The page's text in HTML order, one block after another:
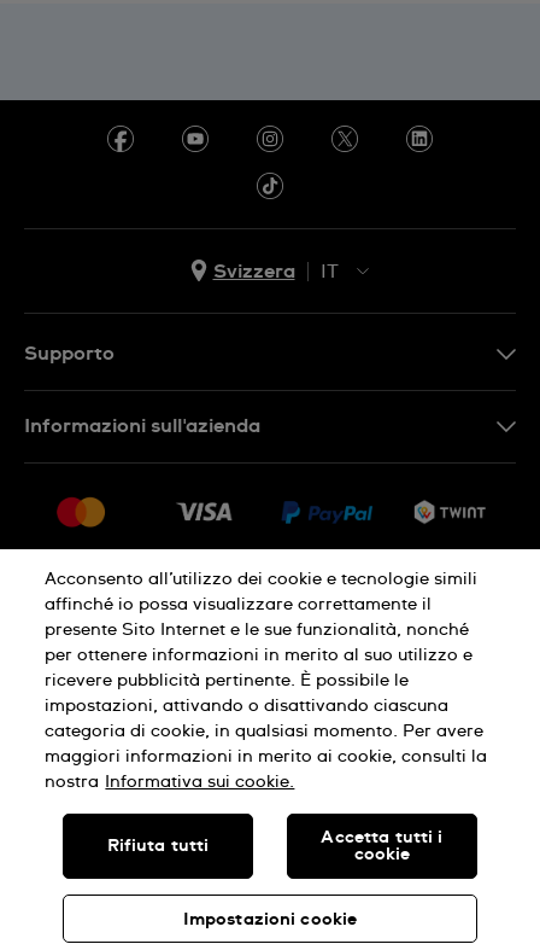
Svizzera
IT
IT
Supporto
Restituzione
Condizioni di vendita
Diritto di recesso
Informazioni sull'azienda
Carriera
Informativa sulla privacy Cookies
Condizioni di utilizzo Infomazioni legali
SWISS MADE
© SWATCH AG 2026, TUTTI I DIRITTI RISERVATI: SWISS WATCHES
Acconsento all’utilizzo dei cookie e tecnologie simili
affinché io possa visualizzare correttamente il
presente Sito Internet e le sue funzionalità, nonché
per ottenere informazioni in merito al suo utilizzo e
ricevere pubblicità pertinente. È possibile le
impostazioni, attivando o disattivando ciascuna
categoria di cookie, in qualsiasi momento. Per avere
maggiori informazioni in merito ai cookie, consulti la
nostra
Informativa sui cookie.
Impostazioni cookie
Rifiuta tutti
Accetta tutti i
cookie